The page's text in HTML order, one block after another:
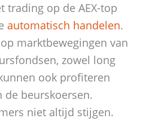
trading op de AEX-top
automatisch handelen.
marktbewegingen van
zowel long
ook profiteren
de beurskoersen.
niet altijd stijgen.